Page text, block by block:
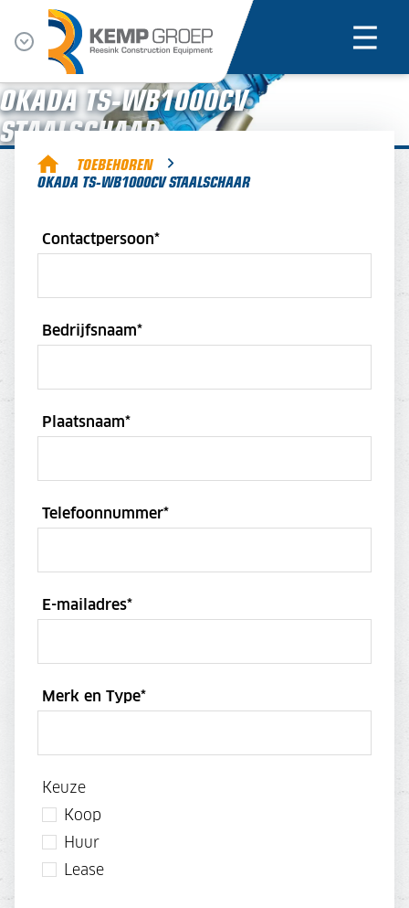
OKADA TS-WB1000CV
STAALSCHAAR
TOEBEHOREN
OKADA TS-WB1000CV STAALSCHAAR
Contactpersoon*
Bedrijfsnaam*
Plaatsnaam*
Telefoonnummer*
E-mailadres*
Merk en Type*
Keuze
Koop
Huur
Lease